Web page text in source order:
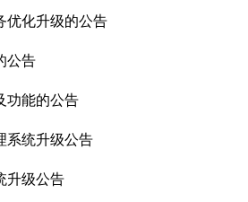
优化升级的公告
公告
功能的公告
系统升级公告
升级公告